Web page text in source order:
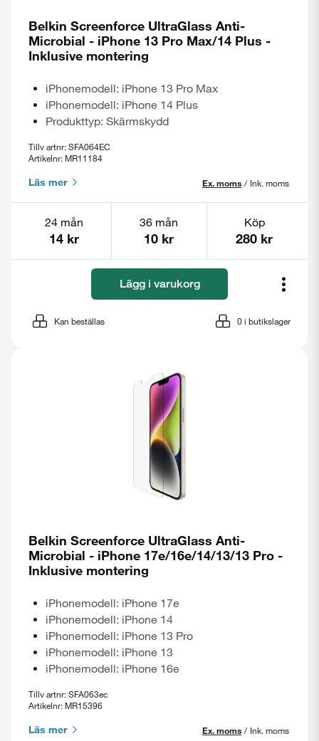
Belkin Screenforce UltraGlass Anti-
Microbial - iPhone 13 Pro Max/14 Plus -
Inklusive montering
iPhonemodell: iPhone 13 Pro Max
iPhonemodell: iPhone 14 Plus
Produkttyp: Skärmskydd
Tillv artnr: SFA064EC
Artikelnr: MR11184
Läs mer Ex. moms / Ink. moms
24 mån
14 kr
36 mån
10 kr
Köp
280 kr
Lägg i varukorg
Kan beställas 0 i butikslager
Belkin Screenforce UltraGlass Anti-
Microbial - iPhone 17e/16e/14/13/13 Pro -
Inklusive montering
iPhonemodell: iPhone 17e
iPhonemodell: iPhone 14
iPhonemodell: iPhone 13 Pro
iPhonemodell: iPhone 13
iPhonemodell: iPhone 16e
Tillv artnr: SFA063ec
Artikelnr: MR15396
Läs mer Ex. moms / Ink. moms